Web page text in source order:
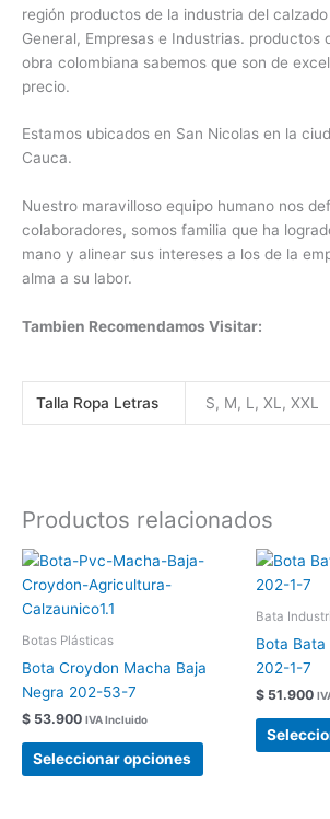
región productos de la industria del
General, Empresas e Industrias. productos
obra colombiana sabemos que son de
precio.
Estamos ubicados en San Nicolas en la
Cauca.
Nuestro maravilloso equipo humano nos
colaboradores, somos familia que ha
mano y alinear sus intereses a los de la
alma a su labor.
Tambien Recomendamos Visitar:
Talla Ropa Letras S, M, L, XL, XXL
Productos relacionados
Botas Plásticas
Bota Croydon Macha Baja
Negra 202-53-7
$ 53.900 IVA Incluido
Seleccionar opciones
Este
producto
Las
opciones
elegir
Bata
Bota Bata
202-1-7
$ 51.900